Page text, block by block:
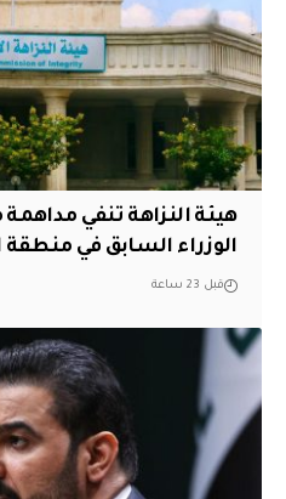
هيئة النزاهة تنفي
الوزراء السابق في منطقة
قبل 23 ساعة